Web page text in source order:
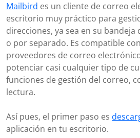
Mailbird es un cliente de correo
escritorio muy práctico para
direcciones, ya sea en su
o por separado. Es compatible
proveedores de correo
potenciar casi cualquier tipo de
funciones de gestión del correo,
lectura.
Así pues, el primer paso es
aplicación en tu escritorio.